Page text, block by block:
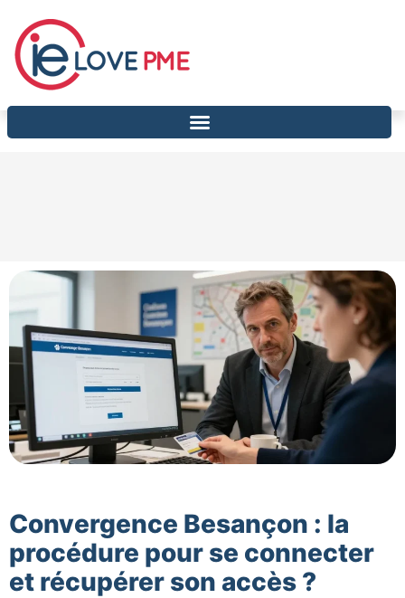
Convergence Besançon : la
procédure pour se connecter
et récupérer son accès ?